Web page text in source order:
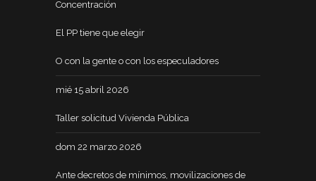
Concentración
El PP tiene que elegir
O con la gente o con los especuladores
mié 15 abril 2026
Taller solicitud Vivienda Pública
dom 22 marzo 2026
Ante decretos de mínimos, movilizaciones de